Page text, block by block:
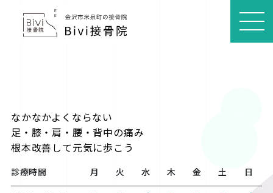
MEN
U
なかなかよくならない
足・膝・肩・腰・背中の痛み
根本改善 して元気に歩こう
診療時間 月 火 水 木 金 土 日